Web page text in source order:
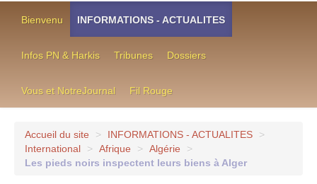
Bienvenu INFORMATIONS - ACTUALITES
Infos PN & Harkis Tribunes Dossiers
Vous et NotreJournal Fil Rouge
Accueil du site > INFORMATIONS - ACTUALITES
>
International
> Afrique > Algérie
>
Les pieds noirs inspectent leurs biens à Alger